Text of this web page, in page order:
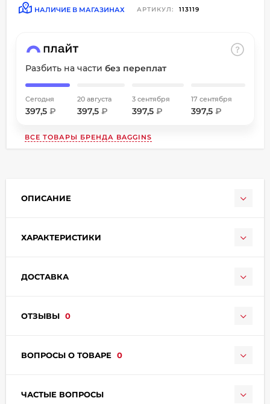
НАЛИЧИЕ В МАГАЗИНАХ АРТИКУЛ: 113119
Разбить на части без переплат
Сегодня
397,5 ₽
20 августа
397,5 ₽
3 сентября
397,5 ₽
17 сентября
397,5 ₽
ВСЕ ТОВАРЫ БРЕНДА BAGGINS
ОПИСАНИЕ
ХАРАКТЕРИСТИКИ
ДОСТАВКА
ОТЗЫВЫ 0
ВОПРОСЫ О ТОВАРЕ 0
ЧАСТЫЕ ВОПРОСЫ
25
2 недели
раз в 2 недели
8 800 302-02-51